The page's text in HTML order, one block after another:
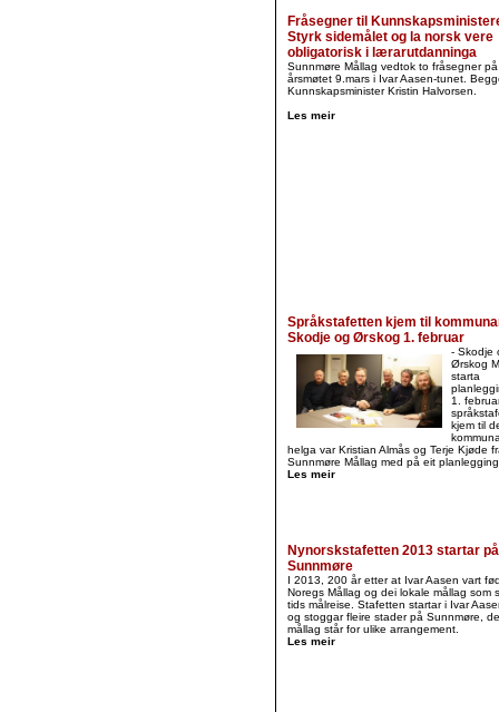
Fråsegner til
Styrk sidemålet og la norsk vere
obligatorisk i lærarutdanninga
Sunnmøre Mållag vedtok to fråsegner på
årsmøtet 9.mars i Ivar Aasen-tunet.
Kunnskapsminister Kristin Halvorsen.
Les meir
Språkstafetten kjem til
Skodje og Ørskog 1. februar
- Skodje
Ørskog
starta
1.
kjem til
helga var Kristian Almås og Terje Kjøde
Sunnmøre Mållag med på eit
Les meir
Nynorskstafetten 2013 startar på
Sunnmøre
I 2013, 200 år etter at Ivar Aasen vart
Noregs Mållag og dei lokale mållag som
tids målreise. Stafetten startar i Ivar
og stoggar fleire stader på Sunnmøre,
mållag står for ulike arrangement.
Les meir